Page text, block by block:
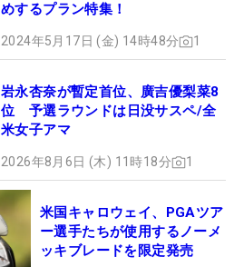
めするプラン特集！
2024年5月17日 (金) 14時48分 1
岩永杏奈が暫定首位、廣吉優梨菜8
位 予選ラウンドは日没サスペ/全
米女子アマ
2026年8月6日 (木) 11時18分 1
米国キャロウェイ、PGAツア
ー選手たちが使用するノーメ
ッキブレードを限定発売